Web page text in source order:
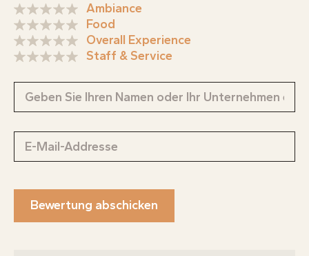
Ambiance
Food
Overall Experience
Staff & Service
Bewertung abschicken